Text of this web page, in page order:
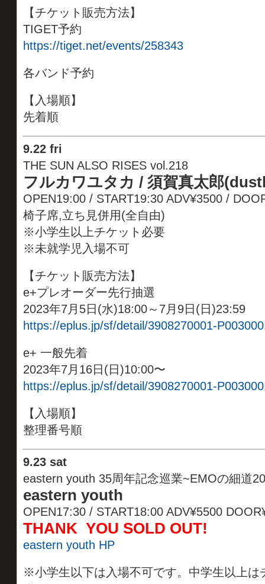
【チケット販売方法】
TIGET予約
https://tiget.net/events/258343
各バンド予約
【入場順】
先着順
9.22 fri
THE SUN ALSO RISES vol.218
フルカワユタカ / 須賀真太郎
OPEN19:00 / START19:30 ADV¥3500 /
椅子席,立ち見併用(全自由)
※小学生以上チケット必要
※未就学児入場不可
【チケット販売方法】
e+プレオーダー先行抽選
2023年7月5日(水)18:00～7月9日(日)23:59
https://eplus.jp/sf/detail/3908270001-
e+ 一般先着
2023年7月16日(日)10:00〜
https://eplus.jp/sf/detail/3908270001-
【入場順】
整理番号順
9.23 sat
eastern youth 35周年記念巡業~EMOの細道
eastern youth
OPEN17:30 / START18:00 ADV¥5500
THANK YOU SOLD OUT!
eastern youth HP
※小学生以下は入場不可です。中学生以上は